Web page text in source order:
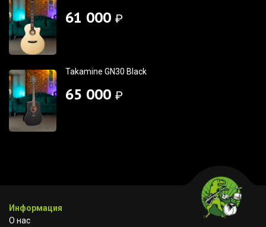
61 000 ₽
Takamine GN30 Black
65 000 ₽
Информация
О нас